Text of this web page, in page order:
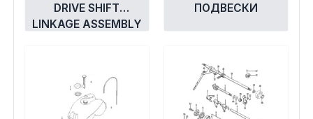
DRIVE SHIFT
LINKAGE ASSEMBLY
ПОДВЕСКИ